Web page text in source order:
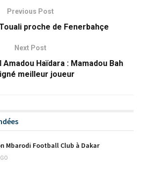
Previous Post
proche de Fenerbahçe
Next Post
Haïdara : Mamadou Bah
meilleur joueur
Mbarodi Football Club à Dakar